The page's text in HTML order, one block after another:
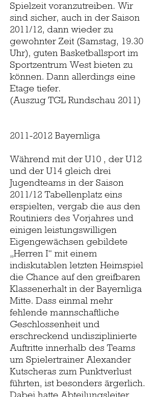
Spielzeit voranzutreiben. Wir
sind sicher, auch in der Saison
2011/12, dann wieder zu
gewohnter Zeit (Samstag, 19.30
Uhr), guten Basketballsport im
Sportzentrum West bieten zu
können. Dann allerdings eine
Etage tiefer.
(Auszug TGL Rundschau 2011)
2011-2012 Bayernliga
Während mit der U10 , der U12
und der U14 gleich drei
Jugendteams in der Saison
2011/12 Tabellenplatz eins
erspielten, vergab die aus den
Routiniers des Vorjahres und
einigen leistungswilligen
Eigengewächsen gebildete
„Herren I“ mit einem
indiskutablen letzten Heimspiel
die Chance auf den greifbaren
Klassenerhalt in der Bayernliga
Mitte. Dass einmal mehr
fehlende mannschaftliche
Geschlossenheit und
erschreckend undisziplinierte
Auftritte innerhalb des Teams
um Spielertrainer Alexander
Kutscheras zum Punktverlust
führten, ist besonders ärgerlich.
Dabei hatte Abteilungsleiter